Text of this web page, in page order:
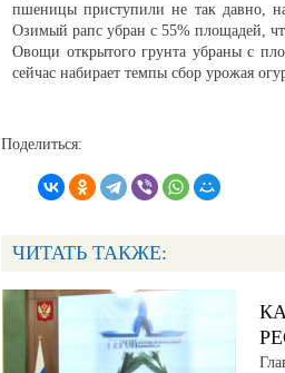
пшеницы приступили не так давно,
Озимый рапс убран с 55% площадей,
Овощи открытого грунта убраны с
сейчас набирает темпы сбор урожая
Поделиться:
ЧИТАТЬ ТАКЖЕ: